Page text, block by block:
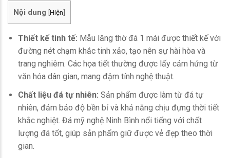
Nội dung [Hiện]
Thiết kế tinh tế: Mẫu lăng thờ đá 1 mái được thiết kế với
đường nét chạm khắc tinh xảo, tạo nên sự hài hòa và
trang nghiêm. Các họa tiết thường được lấy cảm hứng từ
văn hóa dân gian, mang đậm tính nghệ thuật.
Chất liệu đá tự nhiên: Sản phẩm được làm từ đá tự
nhiên, đảm bảo độ bền bỉ và khả năng chịu đựng thời tiết
khắc nghiệt. Đá mỹ nghệ Ninh Bình nổi tiếng với chất
lượng đá tốt, giúp sản phẩm giữ được vẻ đẹp theo thời
gian.